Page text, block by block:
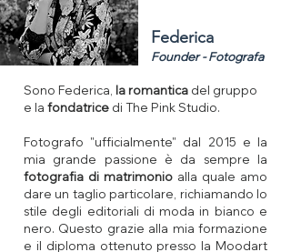
Federica
Founder - Fotografa
Sono Federica, la romantica del gruppo
e la fondatrice di The Pink Studio.
Fotografo "ufficialmente" dal 2015 e la
mia grande passione è da sempre la
fotografia di matrimonio alla quale amo
dare un taglio particolare, richiamando lo
stile degli editoriali di moda in bianco e
nero. Questo grazie alla mia formazione
e il diploma ottenuto presso la Moodart